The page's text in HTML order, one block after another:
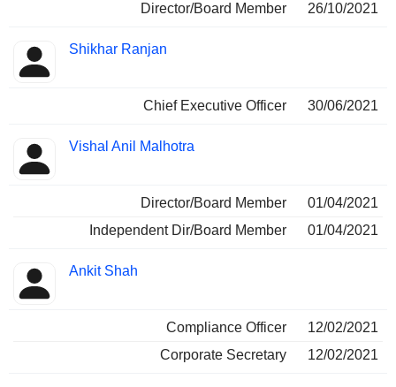
Director/Board Member 26/10/2021
Shikhar Ranjan
Chief Executive Officer 30/06/2021
Vishal Anil Malhotra
Director/Board Member
01/04/2021
Independent Dir/Board Member
01/04/2021
Ankit Shah
Compliance Officer
12/02/2021
Corporate Secretary
12/02/2021